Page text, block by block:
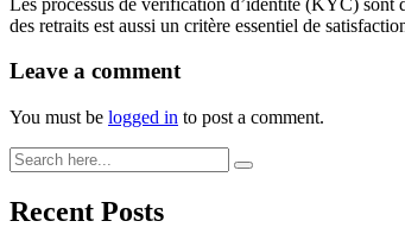
des retraits est aussi un critère essentiel de
Leave a comment
You must be logged in to post a comment.
Recent Posts